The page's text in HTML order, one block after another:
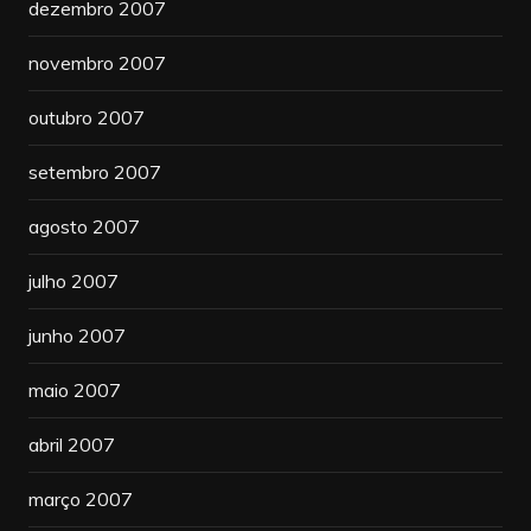
dezembro 2007
novembro 2007
outubro 2007
setembro 2007
agosto 2007
julho 2007
junho 2007
maio 2007
abril 2007
março 2007